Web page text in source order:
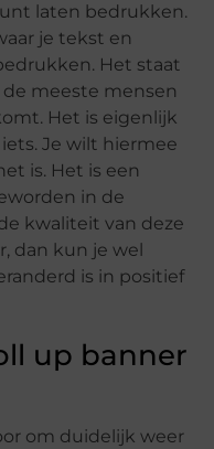
laten bedrukken.
je tekst en
Het staat
meeste mensen
Het is eigenlijk
Je wilt hiermee
is. Het is een
in de
kwaliteit van deze
dan kun je wel
is in positief
up banner
om duidelijk weer